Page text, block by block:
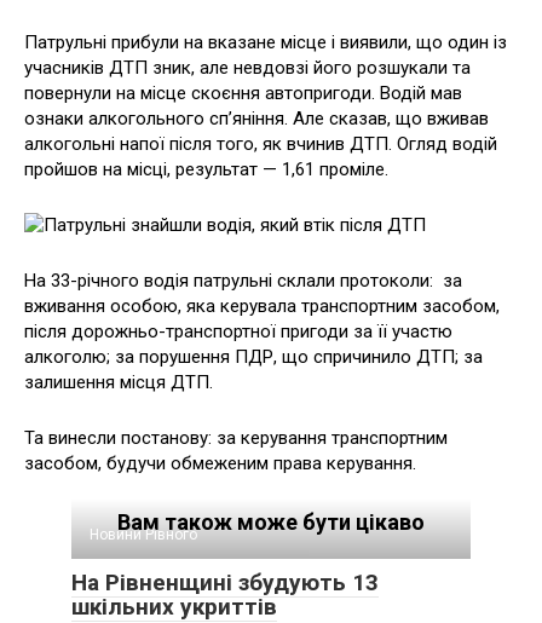
Патрульні прибули на вказане місце і виявили, що один із
учасників ДТП зник, але невдовзі його розшукали та
повернули на місце скоєння автопригоди. Водій мав
ознаки алкогольного сп’яніння. Але сказав, що вживав
алкогольні напої після того, як вчинив ДТП. Огляд водій
пройшов на місці, результат — 1,61 проміле.
На 33-річного водія патрульні склали протоколи: за
вживання особою, яка керувала транспортним засобом,
після дорожньо-транспортної пригоди за її участю
алкоголю; за порушення ПДР, що спричинило ДТП; за
залишення місця ДТП.
Та винесли постанову: за керування транспортним
засобом, будучи обмеженим права керування.
Вам також може бути цікаво
Новини Рівного
На Рівненщині збудують 13
шкільних укриттів